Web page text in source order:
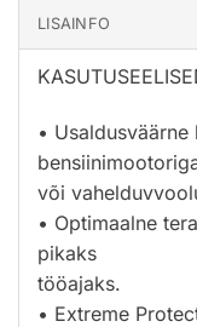
LISAINFO
•
või
• Optimaalne
pikaks
tööajaks.
• Extreme